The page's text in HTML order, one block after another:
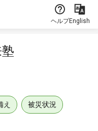
ヘルプEnglish
え 被災状況